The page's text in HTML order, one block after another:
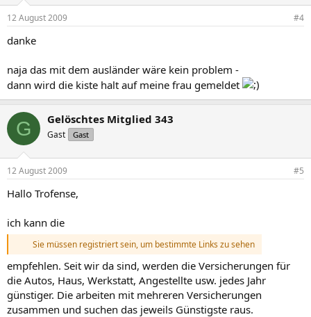
12 August 2009 #4
danke
naja das mit dem ausländer wäre kein problem -
dann wird die kiste halt auf meine frau gemeldet
G Gelöschtes Mitglied 343
Gast Gast
12 August 2009 #5
Hallo Trofense,
ich kann die
Sie müssen registriert sein, um bestimmte Links zu sehen
empfehlen. Seit wir da sind, werden die Versicherungen für
die Autos, Haus, Werkstatt, Angestellte usw. jedes Jahr
günstiger. Die arbeiten mit mehreren Versicherungen
zusammen und suchen das jeweils Günstigste raus.